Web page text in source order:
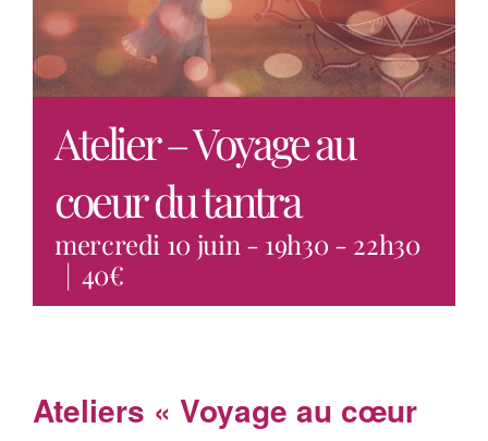
Programmes
ContactAtelier – Voyage au
coeur du tantra
mercredi 10 juin - 19h30 - 22h30
| 40€
Ateliers « Voyage au cœur